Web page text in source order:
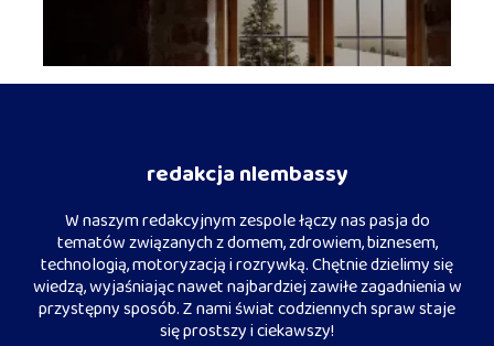
redakcja nlembassy
W naszym redakcyjnym zespole łączy nas pasja do
tematów związanych z domem, zdrowiem, biznesem,
technologią, motoryzacją i rozrywką. Chętnie dzielimy się
wiedzą, wyjaśniając nawet najbardziej zawiłe zagadnienia w
przystępny sposób. Z nami świat codziennych spraw staje
się prostszy i ciekawszy!